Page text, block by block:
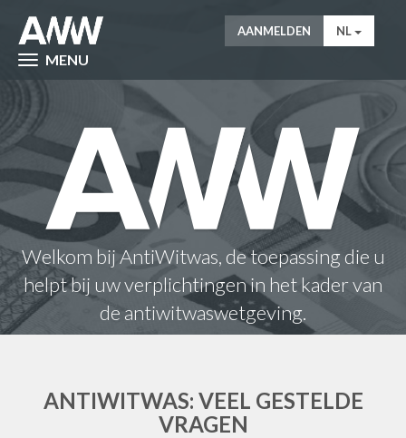
MENU
AANMELDEN NL
Welkom bij AntiWitwas, de toepassing die u
helpt bij uw verplichtingen in het kader van
de antiwitwaswetgeving.
ANTIWITWAS: VEEL GESTELDE
VRAGEN